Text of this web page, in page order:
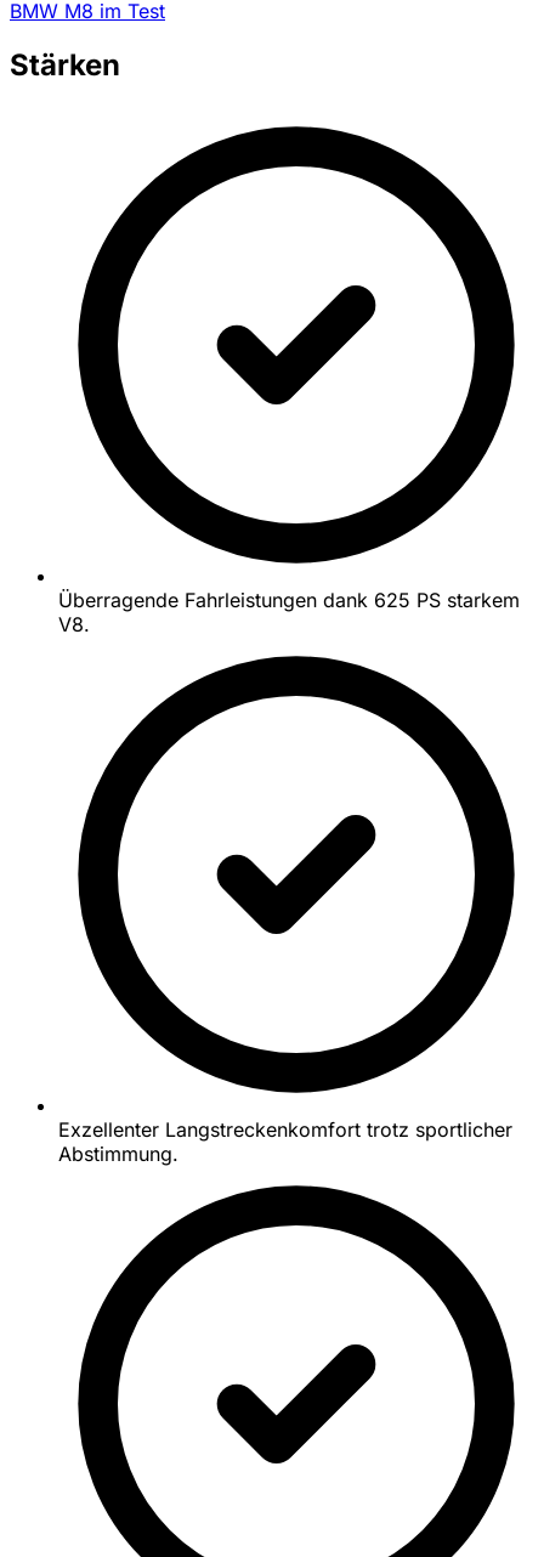
BMW M8 im Test
Stärken
Überragende Fahrleistungen dank 625 PS starkem
V8.
Exzellenter Langstreckenkomfort trotz sportlicher
Abstimmung.